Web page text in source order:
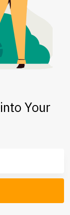
into Your